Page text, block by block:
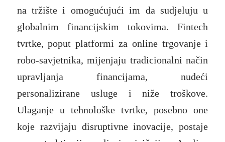
na tržište i omogućujući im da sudjeluju u
globalnim financijskim tokovima. Fintech
tvrtke, poput platformi za online trgovanje i
robo-savjetnika, mijenjaju tradicionalni način
upravljanja financijama, nudeći
personalizirane usluge i niže troškove.
Ulaganje u tehnološke tvrtke, posebno one
koje razvijaju disruptivne inovacije, postaje